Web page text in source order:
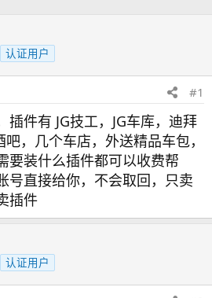
认证用户
#1
件有 JG技工，JG车库，迪拜
，几个车店，外送精品车包，
要装什么插件都可以收费帮
号直接给你，不会取回，只卖
插件
认证用户